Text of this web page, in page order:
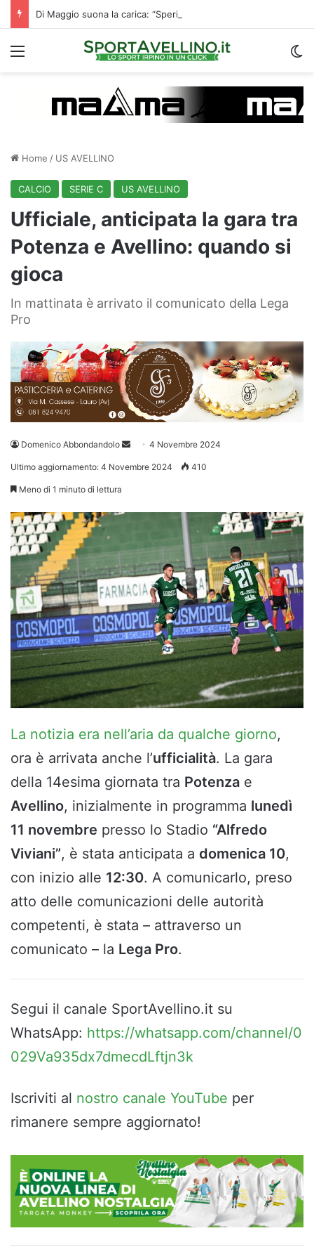
Menu
Home / US AVELLINO
CALCIO SERIE C US AVELLINO
Ufficiale, anticipata la gara tra
Potenza e Avellino: quando si
gioca
In mattinata è arrivato il comunicato della Lega
Pro
Domenico Abbondandolo
Invia 4 Novembre 2024
Ultimo aggiornamento: 4 Novembre 2024 410
Meno di 1 minuto di lettura
La notizia era nell’aria da qualche giorno,
ora è arrivata anche l’ufficialità. La gara
della 14esima giornata tra Potenza e
Avellino, inizialmente in programma lunedì
11 novembre presso lo Stadio “Alfredo
Viviani”, è stata anticipata a domenica 10,
con inizio alle 12:30. A comunicarlo, preso
atto delle comunicazioni delle autorità
competenti, è stata – attraverso un
comunicato – la Lega Pro.
Segui il canale SportAvellino.it su
WhatsApp: https://whatsapp.com/channel/0
029Va935dx7dmecdLftjn3k
Iscriviti al nostro canale YouTube per
rimanere sempre aggiornato!